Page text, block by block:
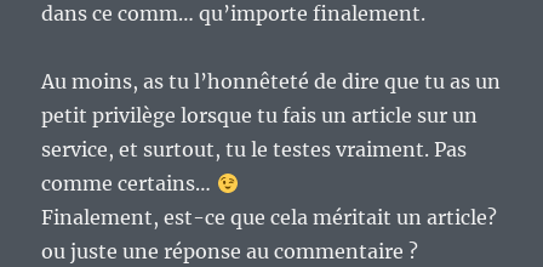
dans ce comm… qu’importe finalement.
Au moins, as tu l’honnêteté de dire que tu as un
petit privilège lorsque tu fais un article sur un
service, et surtout, tu le testes vraiment. Pas
comme certains…
Finalement, est-ce que cela méritait un article?
ou juste une réponse au commentaire ?